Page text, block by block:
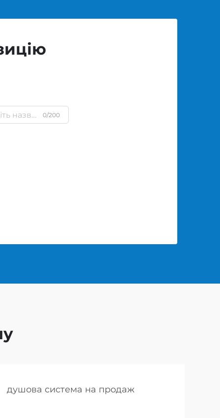
0/200
душова система на продаж